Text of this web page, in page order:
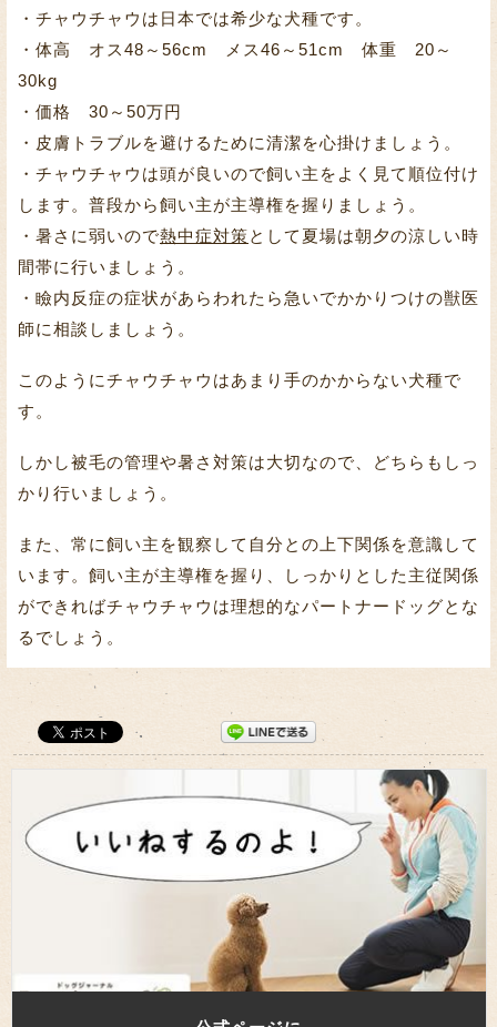
・チャウチャウは日本では希少な犬種です。
・体高 オス48～56cm メス46～51cm 体重 20～
30kg
・価格 30～50万円
・皮膚トラブルを避けるために清潔を心掛けましょう。
・チャウチャウは頭が良いので飼い主をよく見て順位付け
します。普段から飼い主が主導権を握りましょう。
・暑さに弱いので熱中症対策として夏場は朝夕の涼しい時
間帯に行いましょう。
・瞼内反症の症状があらわれたら急いでかかりつけの獣医
師に相談しましょう。
このようにチャウチャウはあまり手のかからない犬種で
す。
しかし被毛の管理や暑さ対策は大切なので、どちらもしっ
かり行いましょう。
また、常に飼い主を観察して自分との上下関係を意識して
います。飼い主が主導権を握り、しっかりとした主従関係
ができればチャウチャウは理想的なパートナードッグとな
るでしょう。